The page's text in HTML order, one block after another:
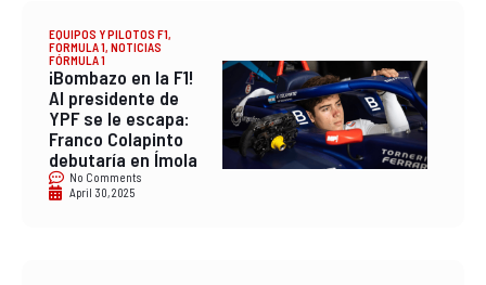
EQUIPOS Y PILOTOS F1,
FORMULA 1, NOTICIAS
FÓRMULA 1
¡Bombazo en la F1!
Al presidente de
YPF se le escapa:
Franco Colapinto
debutaría en Ímola
No Comments
April 30, 2025